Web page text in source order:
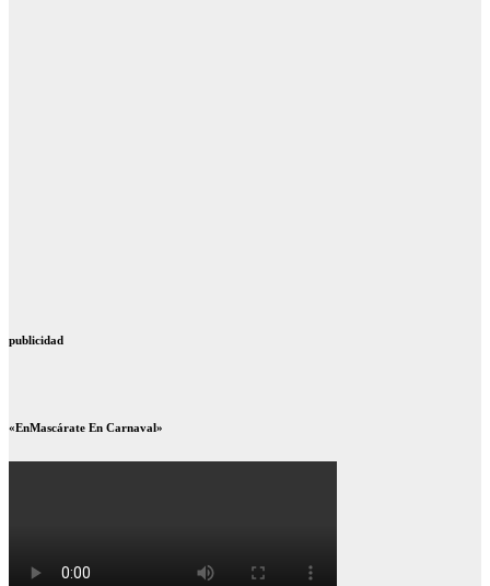
publicidad
«EnMascárate En Carnaval»